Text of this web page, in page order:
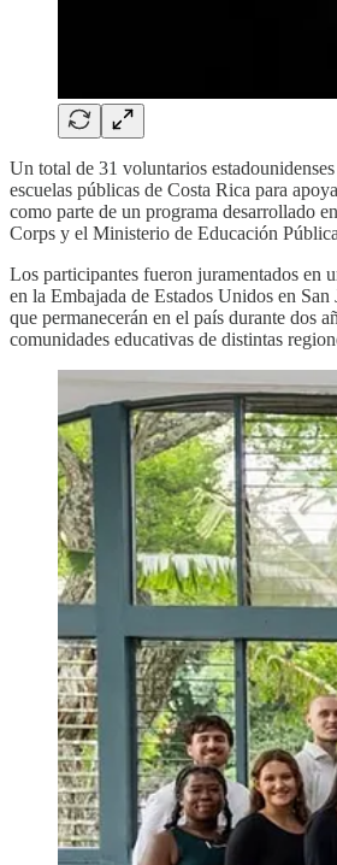
Un total de 31 voluntarios
escuelas públicas de Costa Rica para
como parte de un programa desarrollado
Corps y el Ministerio de Educación
Los participantes fueron juramentados en
en la Embajada de Estados Unidos en San
que permanecerán en el país durante dos
comunidades educativas de distintas